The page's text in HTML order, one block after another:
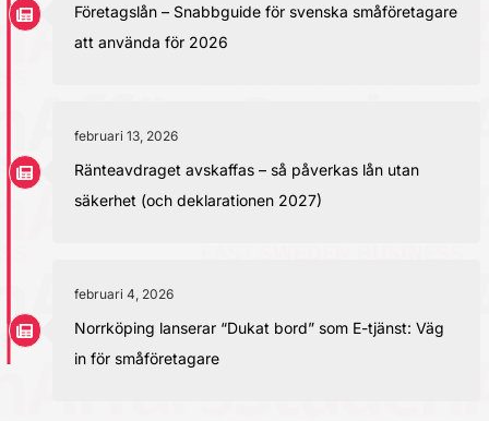
Företagslån – Snabbguide för svenska småföretagare
att använda för 2026
februari 13, 2026
Ränteavdraget avskaffas – så påverkas lån utan
säkerhet (och deklarationen 2027)
februari 4, 2026
Norrköping lanserar “Dukat bord” som E-tjänst: Väg
in för småföretagare